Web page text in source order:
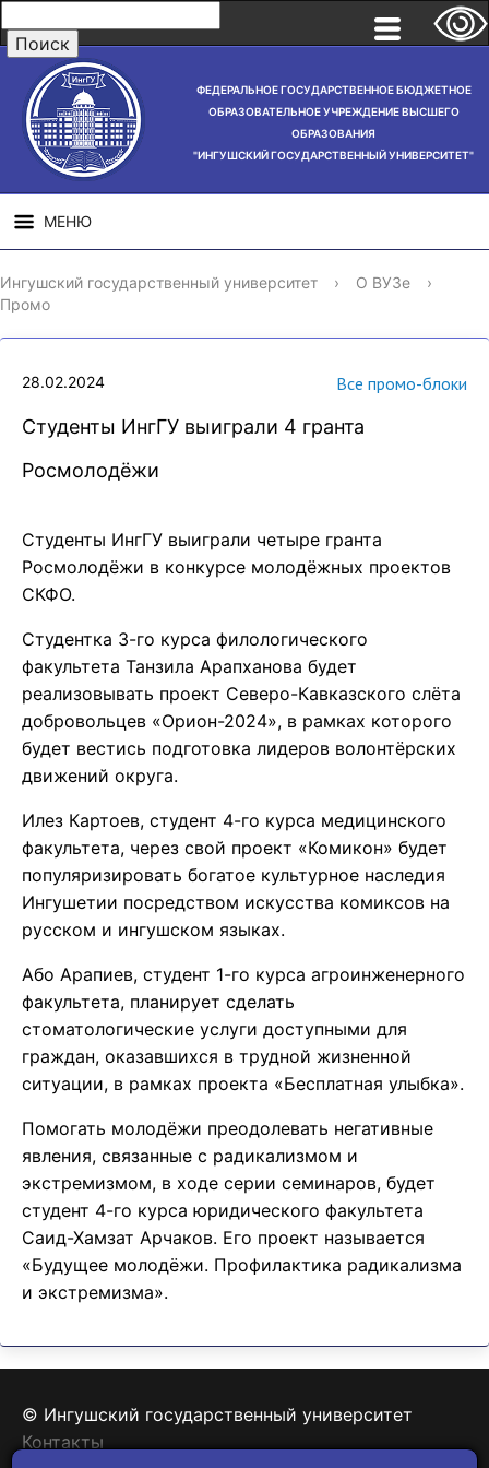
ФЕДЕРАЛЬНОЕ ГОСУДАРСТВЕННОЕ БЮДЖЕТНОЕ
ОБРАЗОВАТЕЛЬНОЕ УЧРЕЖДЕНИЕ ВЫСШЕГО
ОБРАЗОВАНИЯ
"ИНГУШСКИЙ ГОСУДАРСТВЕННЫЙ УНИВЕРСИТЕТ"
МЕНЮ
СВЕДЕНИЯ ОБ
ОБРАЗОВАТЕЛЬНОЙ
НАУЧНАЯ
ДЕЯТЕЛЬНОСТЬ
Ингушский государственный университет › О ВУЗе
›
Промо
28.02.2024 Все промо-блоки
Студенты ИнгГУ выиграли 4 гранта
Росмолодёжи
Студенты ИнгГУ выиграли четыре гранта
Росмолодёжи в конкурсе молодёжных проектов
СКФО.
Студентка 3-го курса филологического
факультета Танзила Арапханова будет
реализовывать проект Северо-Кавказского слёта
добровольцев «Орион-2024», в рамках которого
будет вестись подготовка лидеров волонтёрских
движений округа.
Илез Картоев, студент 4-го курса медицинского
факультета, через свой проект «Комикон» будет
популяризировать богатое культурное наследия
Ингушетии посредством искусства комиксов на
русском и ингушском языках.
Або Арапиев, студент 1-го курса агроинженерного
факультета, планирует сделать
стоматологические услуги доступными для
граждан, оказавшихся в трудной жизненной
ситуации, в рамках проекта «Бесплатная улыбка».
Помогать молодёжи преодолевать негативные
явления, связанные с радикализмом и
экстремизмом, в ходе серии семинаров, будет
студент 4-го курса юридического факультета
Саид-Хамзат Арчаков. Его проект называется
«Будущее молодёжи. Профилактика радикализма
и экстремизма».
© Ингушский государственный университет
Контакты